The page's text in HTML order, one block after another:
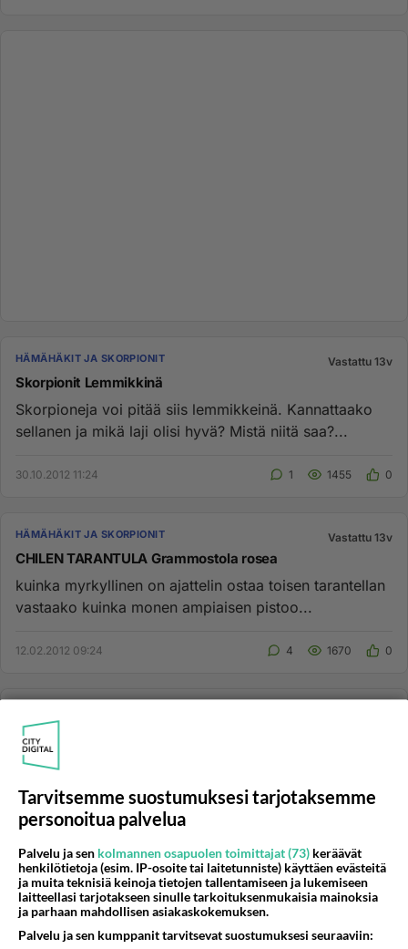
HÄMÄHÄKIT JA SKORPIONIT Vastattu 13v
Skorpionit Lemmikkinä
Skorpioneja voi pitää siis lemmikkeinä. Kannattaako
sellanen ja mikä laji olisi hyvä? Mistä niitä saa?...
30.10.2012 11:24 1 1455 0
HÄMÄHÄKIT JA SKORPIONIT Vastattu 13v
CHILEN TARANTULA Grammostola rosea
kuinka myrkyllinen on ajattelin ostaa toisen tarantellan
vastaako kuinka monen ampiaisen pistoo...
12.02.2012 09:24 4 1670 0
Sauvasirkka
Olisin aikeissa hankkia sauvasirkkoja.Eli haluaisin
todell korkea(...
05.08.2004 05:56
KOTILOT Vastattu 13v
Matoja D;?
Eli huomasin äsken akaattikotiloiden turpeen joukossa
Tarvitsemme suostumuksesi tarjotaksemme
personoitua palvelua
Palvelu ja sen kolmannen osapuolen toimittajat (73) keräävät
henkilötietoja (esim. IP-osoite tai laitetunniste) käyttäen evästeitä
ja muita teknisiä keinoja tietojen tallentamiseen ja lukemiseen
laitteellasi tarjotakseen sinulle tarkoituksenmukaisia mainoksia
ja parhaan mahdollisen asiakaskokemuksen.
Palvelu ja sen kumppanit tarvitsevat suostumuksesi seuraaviin: